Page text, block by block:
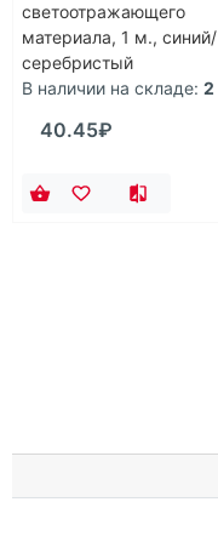
светоотражающего
материала, 1 м., синий/
серебристый
В наличии на складе: 2
40.45₽